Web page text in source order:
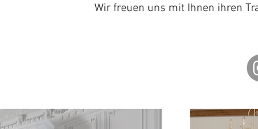
Wir freuen uns mit Ihnen ihren